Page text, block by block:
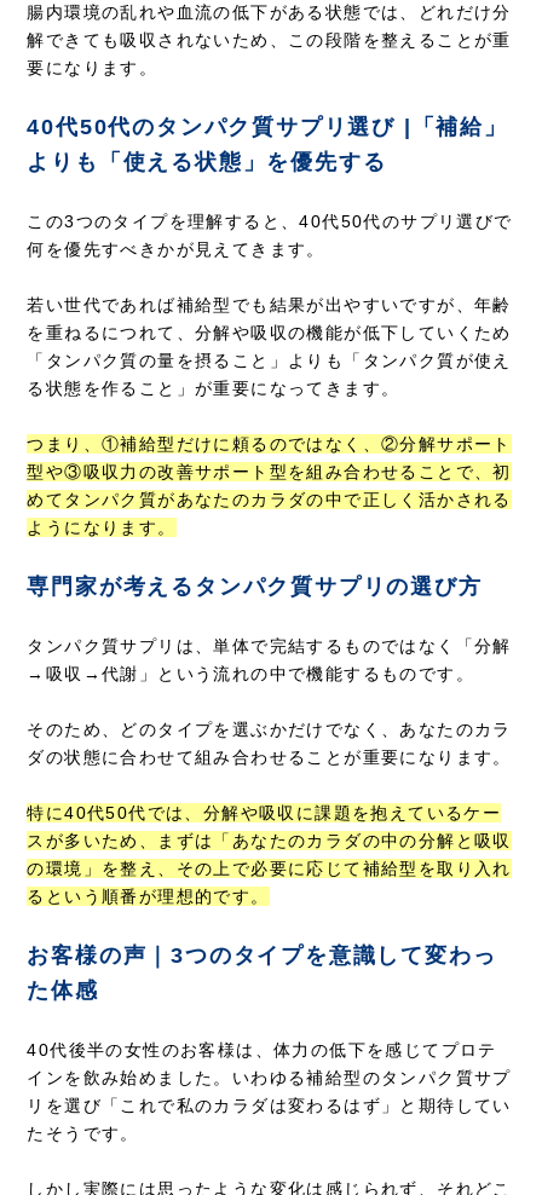
腸内環境の乱れや血流の低下がある状態では、どれだけ分
解できても吸収されないため、この段階を整えることが重
要になります。
40代50代のタンパク質サプリ選び |「補給」
よりも「使える状態」を優先する
この3つのタイプを理解すると、40代50代のサプリ選びで
何を優先すべきかが見えてきます。
若い世代であれば補給型でも結果が出やすいですが、年齢
を重ねるにつれて、分解や吸収の機能が低下していくため
「タンパク質の量を摂ること」よりも「タンパク質が使え
る状態を作ること」が重要になってきます。
つまり、①補給型だけに頼るのではなく、②分解サポート
型や③吸収力の改善サポート型を組み合わせることで、初
めてタンパク質があなたのカラダの中で正しく活かされる
ようになります。
専門家が考えるタンパク質サプリの選び方
タンパク質サプリは、単体で完結するものではなく「分解
→吸収→代謝」という流れの中で機能するものです。
そのため、どのタイプを選ぶかだけでなく、あなたのカラ
ダの状態に合わせて組み合わせることが重要になります。
特に40代50代では、分解や吸収に課題を抱えているケー
スが多いため、まずは「あなたのカラダの中の分解と吸収
の環境」を整え、その上で必要に応じて補給型を取り入れ
るという順番が理想的です。
お客様の声｜3つのタイプを意識して変わっ
た体感
40代後半の女性のお客様は、体力の低下を感じてプロテ
インを飲み始めました。いわゆる補給型のタンパク質サプ
リを選び「これで私のカラダは変わるはず」と期待してい
たそうです。
しかし実際には思ったような変化は感じられず、それどこ